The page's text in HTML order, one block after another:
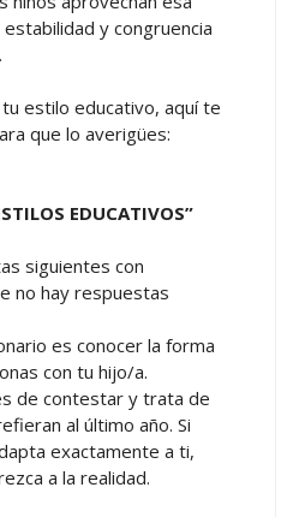
y congruencia
estilo educativo, aquí te
que lo averigües:
EDUCATIVOS”
siguientes con
no hay respuestas
es conocer la forma
con tu hijo/a.
de contestar y trata de
al último año. Si
exactamente a ti,
a la realidad.